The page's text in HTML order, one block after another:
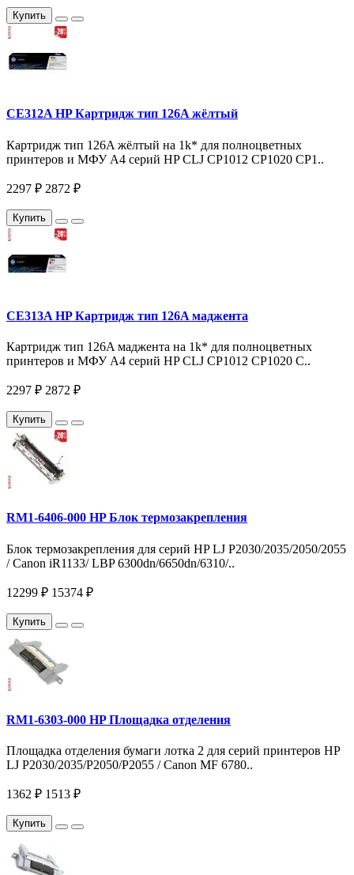
Купить
CE312A HP Картридж тип 126A жёлтый
Картридж тип 126A жёлтый на 1k* для полноцветных
принтеров и МФУ A4 серий HP CLJ CP1012 CP1020 CP1..
2297 ₽ 2872 ₽
Купить
CE313A HP Картридж тип 126A маджента
Картридж тип 126A маджента на 1k* для полноцветных
принтеров и МФУ A4 серий HP CLJ CP1012 CP1020 C..
2297 ₽ 2872 ₽
Купить
RM1-6406-000 HP Блок термозакрепления
Блок термозакрепления для серий HP LJ P2030/2035/2050/2055
/ Canon iR1133/ LBP 6300dn/6650dn/6310/..
12299 ₽ 15374 ₽
Купить
RM1-6303-000 HP Площадка отделения
Площадка отделения бумаги лотка 2 для серий принтеров HP
LJ P2030/2035/P2050/P2055 / Canon MF 6780..
1362 ₽ 1513 ₽
Купить